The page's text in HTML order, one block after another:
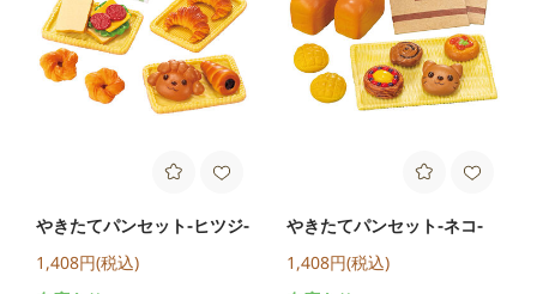
やきたてパンセット-ヒツジ-
1,408円(税込)
やきたてパンセット-ネコ-
1,408円(税込)